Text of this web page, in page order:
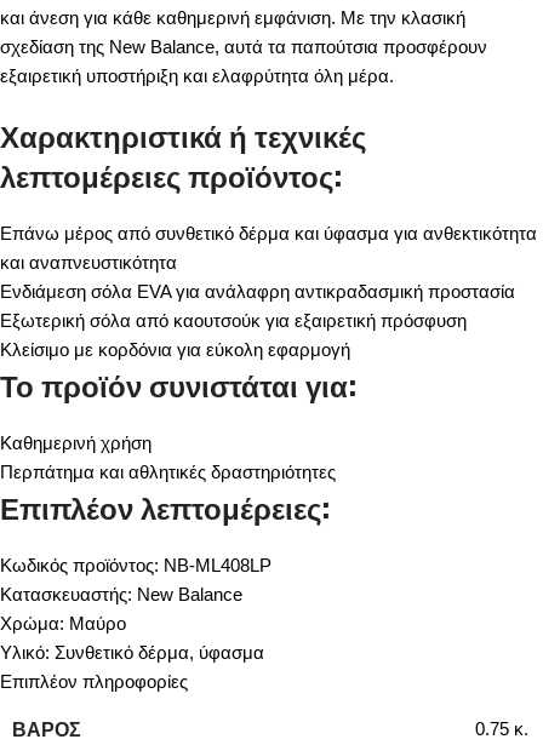
και άνεση για κάθε καθημερινή εμφάνιση. Με την κλασική
σχεδίαση της New Balance, αυτά τα παπούτσια προσφέρουν
εξαιρετική υποστήριξη και ελαφρύτητα όλη μέρα.
Χαρακτηριστικά ή τεχνικές
λεπτομέρειες προϊόντος:
Επάνω μέρος από συνθετικό δέρμα και ύφασμα για ανθεκτικότητα
και αναπνευστικότητα
Ενδιάμεση σόλα EVA για ανάλαφρη αντικραδασμική προστασία
Εξωτερική σόλα από καουτσούκ για εξαιρετική πρόσφυση
Κλείσιμο με κορδόνια για εύκολη εφαρμογή
Το προϊόν συνιστάται για:
Καθημερινή χρήση
Περπάτημα και αθλητικές δραστηριότητες
Επιπλέον λεπτομέρειες:
Κωδικός προϊόντος: NB-ML408LP
Κατασκευαστής: New Balance
Χρώμα: Μαύρο
Υλικό: Συνθετικό δέρμα, ύφασμα
Επιπλέον πληροφορίες
ΒΆΡΟΣ 0.75 κ.